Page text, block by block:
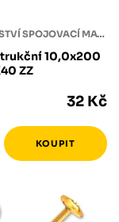
PŘÍSLUŠENSTVÍ SPOJOVACÍ MATERIÁL
10,0x200
ZZ
32 Kč